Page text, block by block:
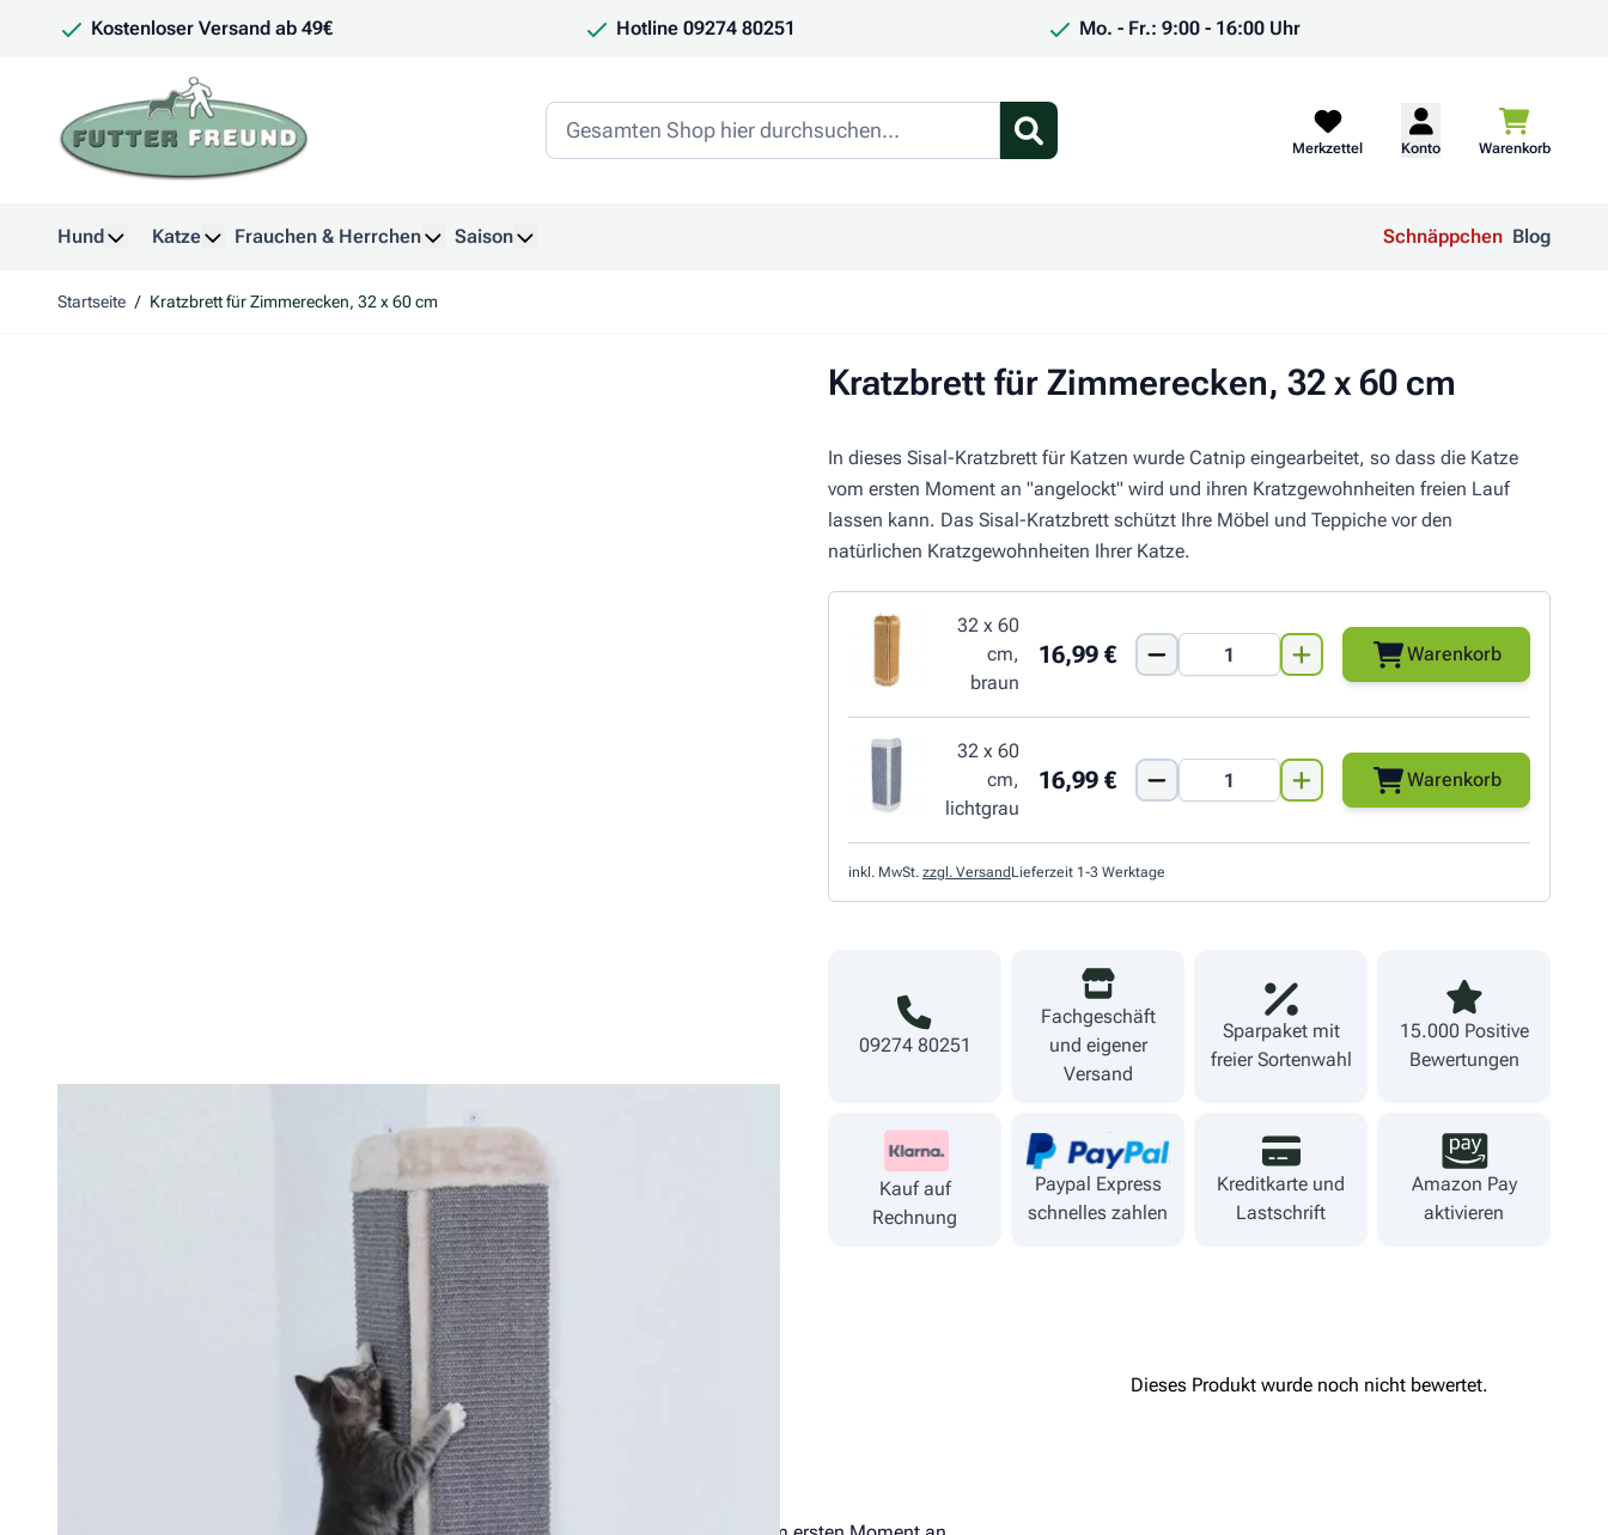
Kostenloser Versand ab 49€ Hotline 09274 80251 Mo. - Fr.: 9:00 - 16:00 Uhr
Merkzettel Konto Warenkorb
Hund
Katze
Frauchen & Herrchen
Saison
Schnäppchen Blog
Startseite / Kratzbrett für Zimmerecken, 32 x 60 cm
Kratzbrett für Zimmerecken, 32 x 60 cm
In dieses Sisal-Kratzbrett für Katzen wurde Catnip eingearbeitet, so dass die Katze
vom ersten Moment an "angelockt" wird und ihren Kratzgewohnheiten freien Lauf
lassen kann. Das Sisal-Kratzbrett schützt Ihre Möbel und Teppiche vor den
natürlichen Kratzgewohnheiten Ihrer Katze.
32 x 60
cm,
braun
16,99 € Warenkorb
32 x 60
cm,
lichtgrau
16,99 € Warenkorb
inkl. MwSt. zzgl. Versand Lieferzeit 1-3 Werktage
09274 80251
Fachgeschäft
und eigener
Versand
Sparpaket mit
freier Sortenwahl
15.000 Positive
Bewertungen
Kauf auf
Rechnung
Paypal Express
schnelles zahlen
Kreditkarte und
Lastschrift
Amazon Pay
aktivieren
Kratzbrett für Zimmerecken, 32×60 cm